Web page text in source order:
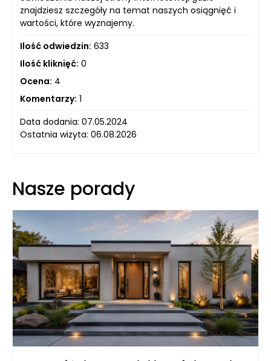
znajdziesz szczegóły na temat naszych osiągnięć i
wartości, które wyznajemy.
Ilość odwiedzin: 633
Ilość kliknięć: 0
Ocena: 4
Komentarzy: 1
Data dodania: 07.05.2024
Ostatnia wizyta: 06.08.2026
Nasze porady